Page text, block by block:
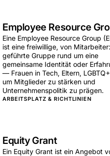
Employee Resource
Eine Employee Resource Group
ist eine freiwillige, von
geführte Gruppe rund um eine
gemeinsame Identität oder
— Frauen in Tech, Eltern,
um Mitglieder zu stärken und
Unternehmenspolitik zu prägen.
ARBEITSPLATZ & RICHTLINIEN
Equity Grant
Ein Equity Grant ist ein Angebot